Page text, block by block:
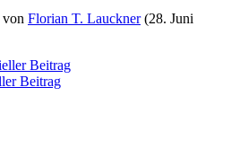
Florian T. Lauckner(28. Juni
Beitrag
Beitrag